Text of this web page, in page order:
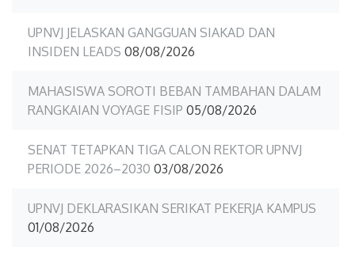
UPNVJ JELASKAN GANGGUAN SIAKAD DAN
INSIDEN LEADS 08/08/2026
MAHASISWA SOROTI BEBAN TAMBAHAN DALAM
RANGKAIAN VOYAGE FISIP 05/08/2026
SENAT TETAPKAN TIGA CALON REKTOR UPNVJ
PERIODE 2026–2030 03/08/2026
UPNVJ DEKLARASIKAN SERIKAT PEKERJA KAMPUS
01/08/2026